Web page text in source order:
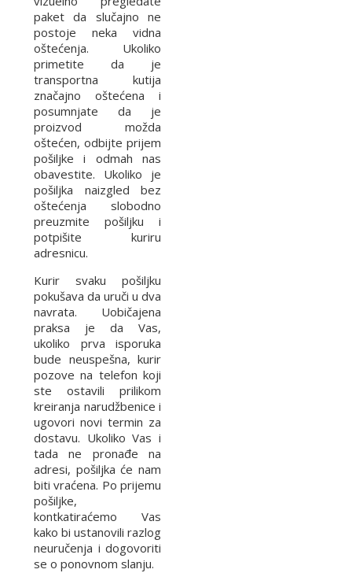
paket da slučajno ne
postoje neka vidna
oštećenja. Ukoliko
primetite da je
transportna kutija
značajno oštećena i
posumnjate da je
proizvod možda
oštećen, odbijte prijem
pošiljke i odmah nas
obavestite. Ukoliko je
pošiljka naizgled bez
oštećenja slobodno
preuzmite pošiljku i
potpišite kuriru
adresnicu.
Kurir svaku pošiljku
pokušava da uruči u dva
navrata. Uobičajena
praksa je da Vas,
ukoliko prva isporuka
bude neuspešna, kurir
pozove na telefon koji
ste ostavili prilikom
kreiranja narudžbenice i
ugovori novi termin za
dostavu. Ukoliko Vas i
tada ne pronađe na
adresi, pošiljka će nam
biti vraćena. Po prijemu
pošiljke,
kontkatiraćemo Vas
kako bi ustanovili razlog
neuručenja i dogovoriti
se o ponovnom slanju.